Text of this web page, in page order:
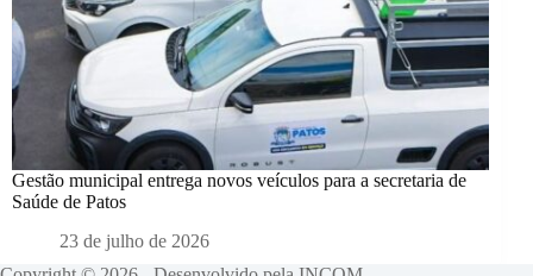
Gestão municipal entrega novos veículos para a secretaria de
Saúde de Patos
23 de julho de 2026